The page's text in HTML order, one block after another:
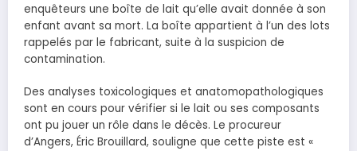
enquêteurs une boîte de lait qu’elle avait donnée à son
enfant avant sa mort. La boîte appartient à l’un des lots
rappelés par le fabricant, suite à la suspicion de
contamination.
Des analyses toxicologiques et anatomopathologiques
sont en cours pour vérifier si le lait ou ses composants
ont pu jouer un rôle dans le décès. Le procureur
d’Angers, Éric Brouillard, souligne que cette piste est «